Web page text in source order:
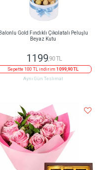
Balonlu Gold Fındıklı Çikolatalı Peluşlu
Beyaz Kutu
1199,90 TL
Sepette 100 TL indirim 1099,90 TL
Aynı Gün Teslimat